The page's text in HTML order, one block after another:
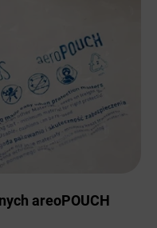
areoPOUCH